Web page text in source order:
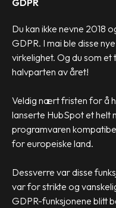
Du kan ikke nevne 2018
GDPR. I mai ble disse
virkelighet. Og du som
halvparten av året!
Veldig nært fristen for å
lanserte HubSpot et helt
programvaren
for europeiske land.
Dessverre var disse
var for strikte og
GDPR-funksjonene blitt